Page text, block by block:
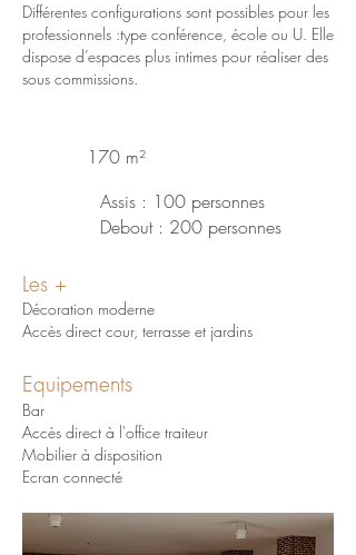
Différentes configurations sont possibles pour les
professionnels :type conférence, école ou U. Elle
dispose d’espaces plus intimes pour réaliser des
sous commissions.
170 m²
Assis : 100 personnes
Debout : 200 personnes
Les +
Décoration moderne
Accès direct cour, terrasse et jardins
Equipements
Bar
Accès direct à l'office traiteur
Mobilier à disposition
Ecran connecté